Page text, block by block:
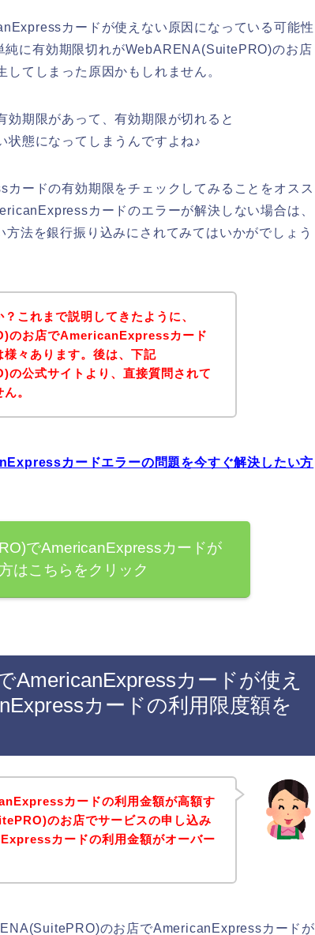
カードが使えない原因になっている可能性
純に有効期限切れがWebARENA(SuitePRO)のお店
てしまった原因かもしれません。
期限があって、有効期限が切れると
態になってしまうんですよね♪
ードの有効期限をチェックしてみることをオスス
カードのエラーが解決しない場合は、
法を銀行振り込みにされてみてはいかがでしょう
これまで説明してきたように、
のお店でAmericanExpressカード
々あります。後は、下記
公式サイトより、直接質問されて
。
カードエラーの問題を今すぐ解決したい方
でAmericanExpressカードが
はこちらをクリック
AmericanExpressカードが使え
カードの利用限度額を
カードの利用金額が高額す
のお店でサービスの申し込み
カードの利用金額がオーバー
のお店でAmericanExpressカードが